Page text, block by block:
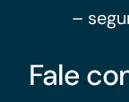
–
Fale